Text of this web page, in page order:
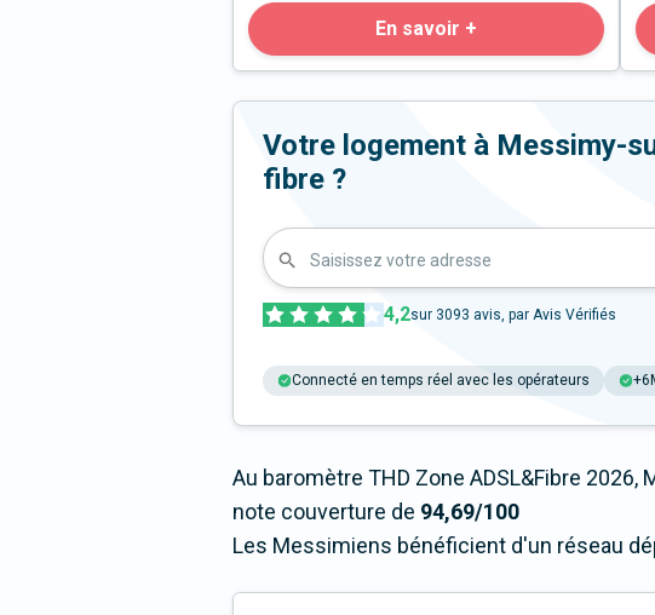
En savoir +
Votre logement à Messimy-
fibre ?
Saisissez votre adresse
4,2sur 3093 avis, par Avis Vérifiés
Connecté en temps réel avec les opérateurs
Au baromètre THD Zone ADSL&Fibre
note couverture de 94,69/100
Les Messimiens bénéficient d'un réseau